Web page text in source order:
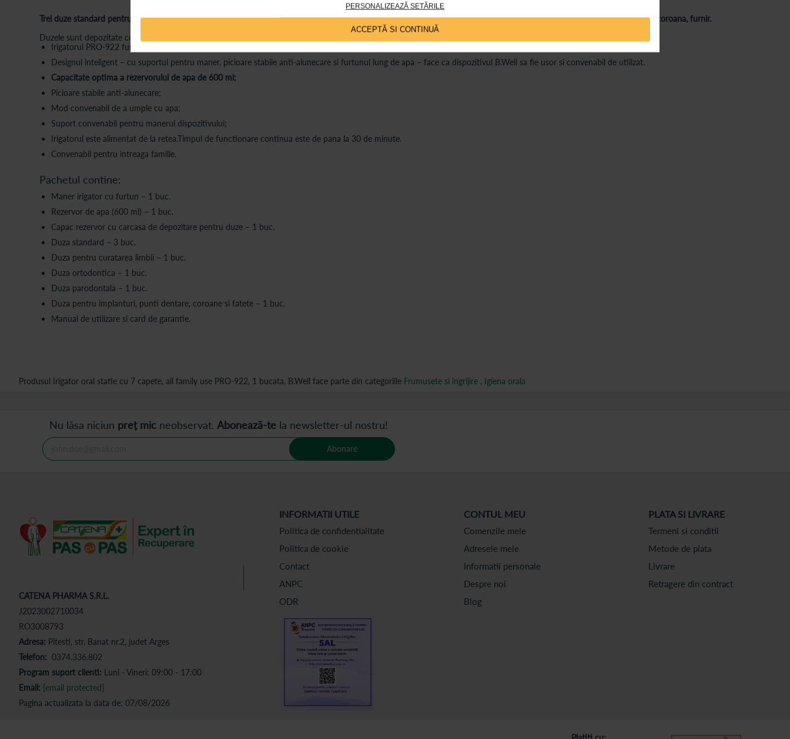
PERSONALIZEAZĂ SETĂRILE
ACCEPTĂ SI CONTINUĂ
Trei duze standard pentru intreaga familie, precum si duze speciale pentru limba, bracket ortodontic, gingii si structuri artificiale, parodontale si duza pentru implant, punte, coroana, furnir.
Duzele sunt depozitate convenabil intr-o cutie speciala sub capacul dispozitivului.
Irigatorul PRO-922 functioneaza pe reteaua de alimentare. Timpul de functionare continua este de pana la 30 de minute.
Designul inteligent – cu suportul pentru maner, picioare stabile anti-alunecare si furtunul lung de apa – face ca dispozitivul B.Well sa fie usor si convenabil de utilizat.
Capacitate optima a rezervorului de apa de 600 ml;
Picioare stabile anti-alunecare;
Mod convenabil de a umple cu apa;
Suport convenabil pentru manerul dispozitivului;
Irigatorul este alimentat de la retea.Timpul de functionare continua este de pana la 30 de minute.
Convenabil pentru intreaga familie.
Pachetul contine:
Maner irigator cu furtun – 1 buc.
Rezervor de apa (600 ml) – 1 buc.
Capac rezervor cu carcasa de depozitare pentru duze – 1 buc.
Duza standard – 3 buc.
Duza pentru curatarea limbii – 1 buc.
Duza ortodontica – 1 buc.
Duza parodontala – 1 buc.
Duza pentru implanturi, punti dentare, coroane si fatete – 1 buc.
Manual de utilizare si card de garantie.
Produsul Irigator oral statie cu 7 capete, all family use PRO-922, 1 bucata, B.Well face parte din categoriile Frumusete si ingrijire , Igiena orala
Nu lăsa niciun preț mic neobservat. Abonează-te la newsletter-ul nostru!
Abonare
CATENA PHARMA S.R.L.
J2023002710034
RO3008793
Adresa: Pitesti, str. Banat nr.2, judet Arges
Telefon: 0374.336.802
Program suport clienti: Luni - Vineri: 09:00 - 17:00
Email: [email protected]
Pagina actualizata la data de: 07/08/2026
INFORMATII UTILE
Politica de confidentialitate
Politica de cookie
Contact
ANPC
ODR
CONTUL MEU
Comenzile mele
Adresele mele
Informatii personale
Despre noi
Blog
PLATA SI LIVRARE
Termeni si conditii
Metode de plata
Livrare
Retragere din contract